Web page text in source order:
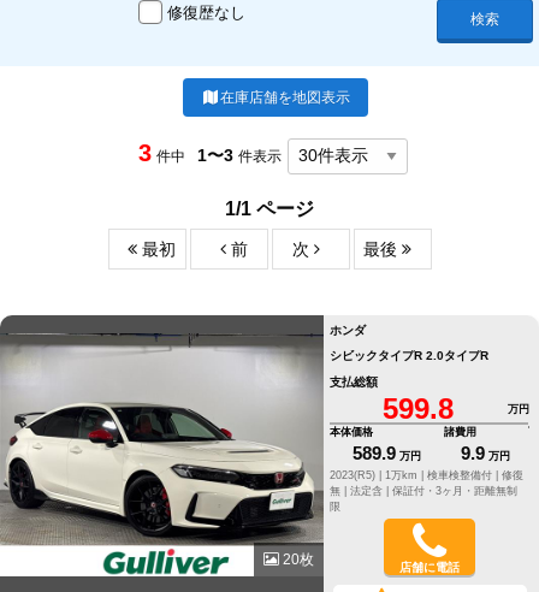
修復歴なし 検索
在庫店舗を地図表示
3 件中 1〜3 件表示
1/1 ページ
最初 前 次 最後
20枚
ホンダ
シビックタイプR 2.0タイプR
支払総額
599.8
万円
本体価格
589.9 万円
諸費用
9.9 万円
2023(R5) |
1万km | 検車検整備付 | 修復
無 | 法定含 | 保証付・3ヶ月・距離無制
限
店舗に電話